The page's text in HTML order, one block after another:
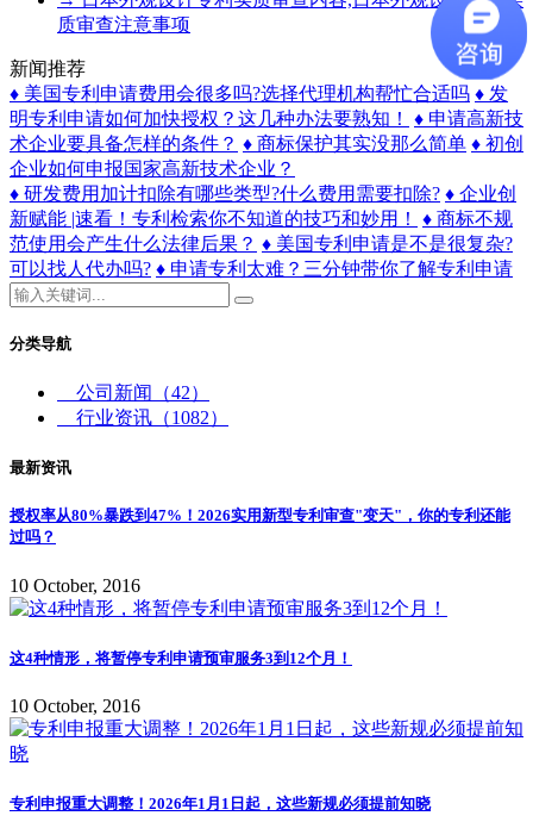
质审查注意事项
新闻推荐
♦ 美国专利申请费用会很多吗?选择代理机构帮忙合适吗 ♦ 发
明专利申请如何加快授权？这几种办法要熟知！
♦ 申请高新技
术企业要具备怎样的条件？ ♦ 商标保护其实没那么简单 ♦ 初创
企业如何申报国家高新技术企业？
♦ 研发费用加计扣除有哪些类型?什么费用需要扣除? ♦ 企业创
新赋能 |速看！专利检索你不知道的技巧和妙用！
♦ 商标不规
范使用会产生什么法律后果？ ♦ 美国专利申请是不是很复杂?
可以找人代办吗? ♦ 申请专利太难？三分钟带你了解专利申请
分类导航
公司新闻
（42）
行业资讯 （1082）
最新资讯
授权率从80%暴跌到47%！2026实用新型专利审查"变天"，你的专利还能
过吗？
10 October, 2016
这4种情形，将暂停专利申请预审服务3到12个月！
10 October, 2016
专利申报重大调整！2026年1月1日起，这些新规必须提前知晓